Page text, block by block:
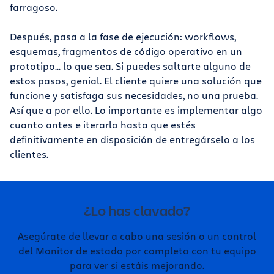
farragoso.
Después, pasa a la fase de ejecución: workflows,
esquemas, fragmentos de código operativo en un
prototipo... lo que sea. Si puedes saltarte alguno de
estos pasos, genial. El cliente quiere una solución que
funcione y satisfaga sus necesidades, no una prueba.
Así que a por ello. Lo importante es implementar algo
cuanto antes e iterarlo hasta que estés
definitivamente en disposición de entregárselo a los
clientes.
¿Lo has clavado?
Asegúrate de llevar a cabo una sesión o un control
del Monitor de estado por completo con tu equipo
para ver si estáis mejorando.